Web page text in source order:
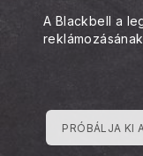
A Blackbell a
reklámozásának
PRÓBÁLJA KI